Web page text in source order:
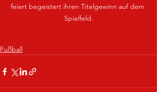
feiert begeistert ihren Titelgewinn auf dem
Spielfeld.
Fußball